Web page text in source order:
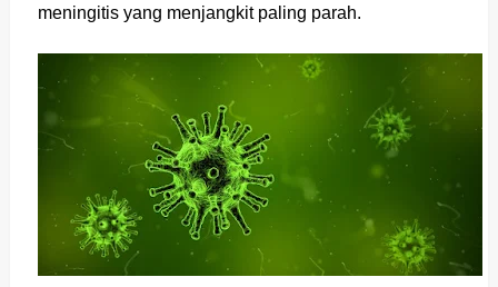
meningitis yang menjangkit paling parah.